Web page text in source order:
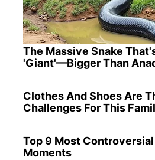
The Massive Snake
'Giant'—Bigger Than
Clothes And Shoes Are
Challenges For This
Top 9 Most
Moments